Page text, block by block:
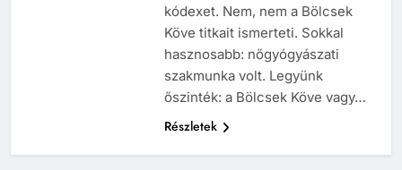
kódexet. Nem, nem a Bölcsek
Köve titkait ismerteti. Sokkal
hasznosabb: nőgyógyászati
szakmunka volt. Legyünk
őszinték: a Bölcsek Köve vagy…
Részletek